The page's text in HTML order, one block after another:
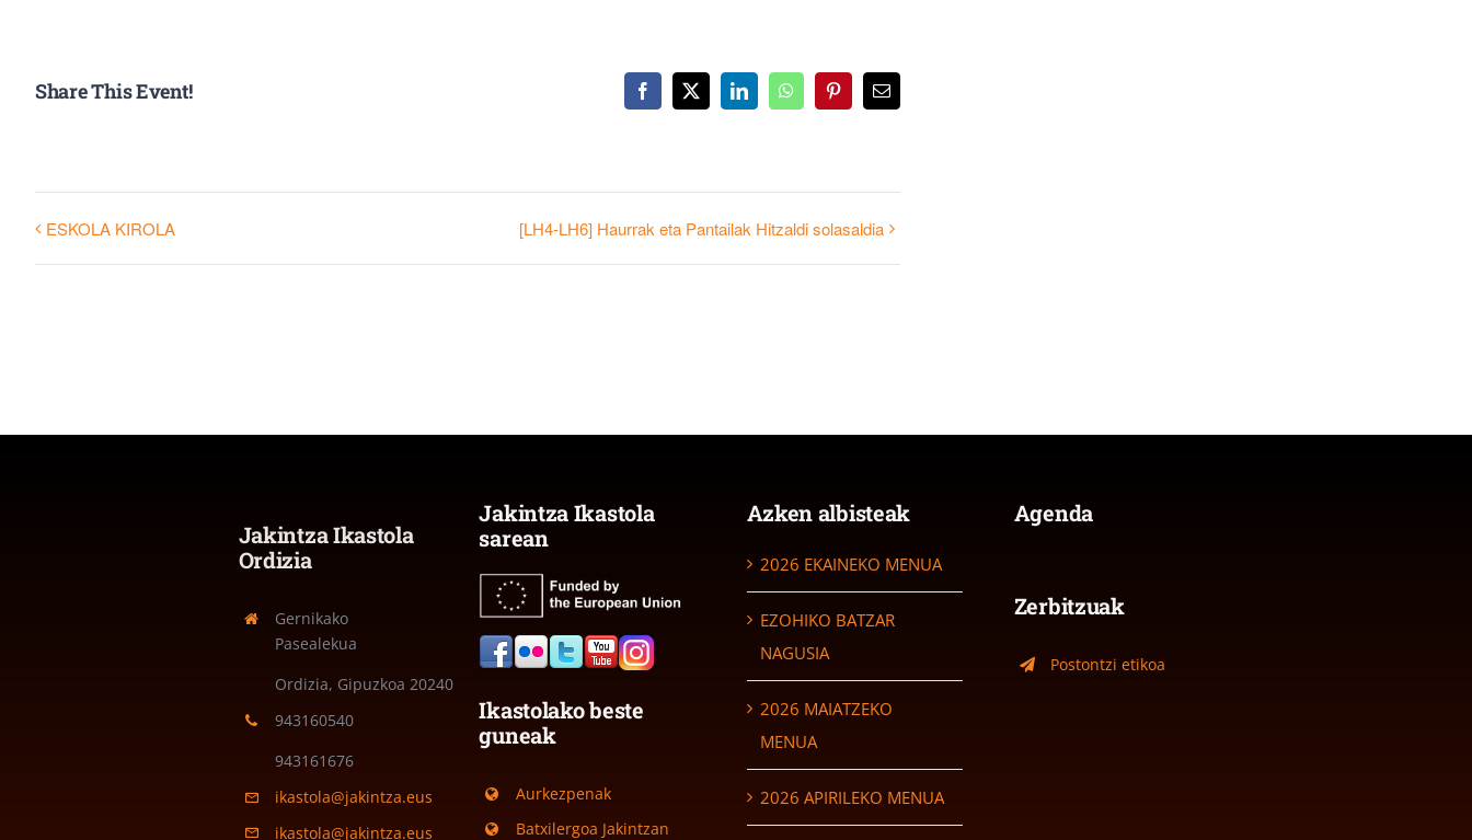
Share This Event! Facebook
X LinkedInWhatsAppPinterestEmail
ESKOLA KIROLA [LH4-LH6] Haurrak eta Pantailak Hitzaldi solasaldia
Jakintza Ikastola
Ordizia
Gernikako
Pasealekua
Ordizia, Gipuzkoa20240
943160540
943161676
ikastola@jakintza.eus
ikastola@jakintza.eus
Jakintza Ikastola
sarean
Ikastolako beste
guneak
Aurkezpenak
Batxilergoa Jakintzan
Azken albisteak
2026 EKAINEKO MENUA
EZOHIKO BATZAR
NAGUSIA
2026 MAIATZEKO
MENUA
2026 APIRILEKO MENUA
Agenda
Zerbitzuak
Postontzi etikoa